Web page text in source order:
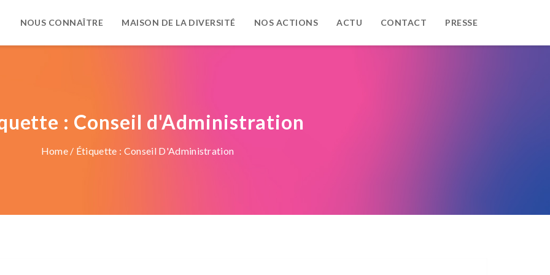
NOUS CONNAÎTRE MAISON DE LA DIVERSITÉ NOS ACTIONS ACTU CONTACT PRESSE
: Conseil d'Administration
Home/ Étiquette : Conseil D'Administration